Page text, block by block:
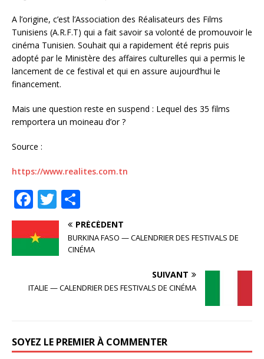
A l’origine, c’est l’Association des Réalisateurs des Films
Tunisiens (A.R.F.T) qui a fait savoir sa volonté de promouvoir le
cinéma Tunisien. Souhait qui a rapidement été repris puis
adopté par le Ministère des affaires culturelles qui a permis le
lancement de ce festival et qui en assure aujourd’hui le
financement.
Mais une question reste en suspend : Lequel des 35 films
remportera un moineau d’or ?
Source :
https://www.realites.com.tn
F
a
c
e
o
T
w
it
te
ar
ta
g
r
PRÉCÉDENT
BURKINA FASO — CALENDRIER DES FESTIVALS DE
CINÉMA
SUIVANT
ITALIE — CALENDRIER DES FESTIVALS DE CINÉMA
SOYEZ LE PREMIER À COMMENTER